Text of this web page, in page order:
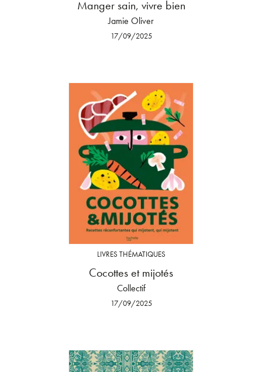
Manger sain, vivre bien
Jamie Oliver
17/09/2025
LIVRES THÉMATIQUES
Cocottes et mijotés
Collectif
17/09/2025